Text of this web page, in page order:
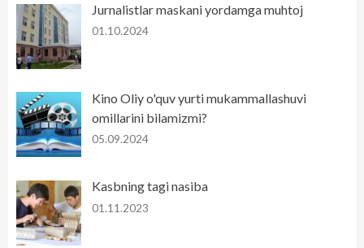
Jurnalistlar maskani yordamga muhtoj
01.10.2024
Kino Oliy o'quv yurti mukammallashuvi
omillarini bilamizmi?
05.09.2024
Kasbning tagi nasiba
01.11.2023